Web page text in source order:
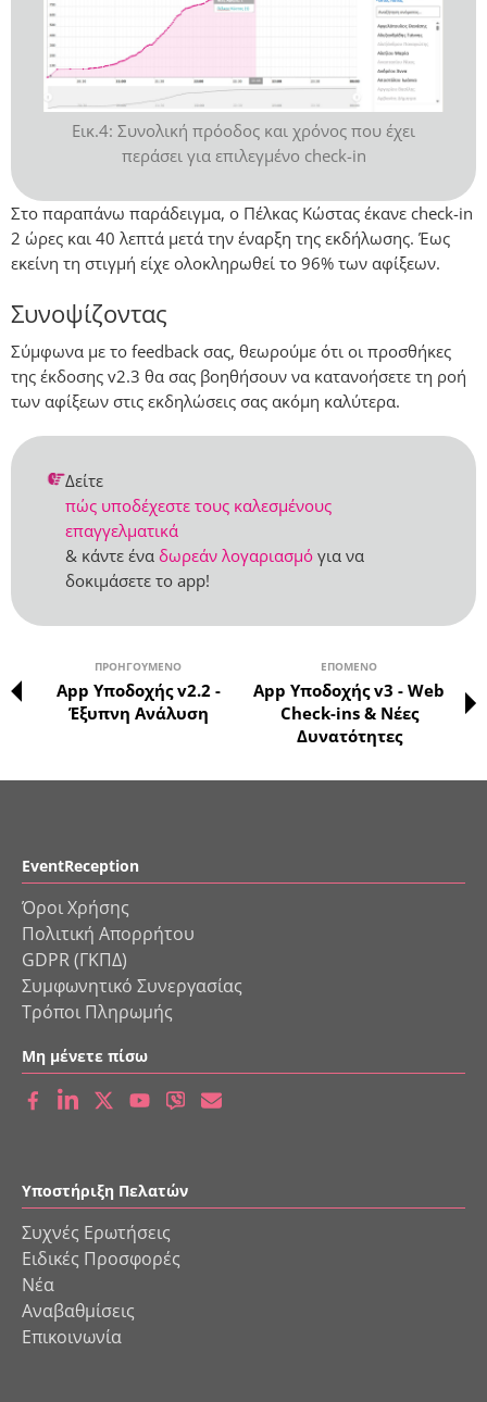
Εικ.4: Συνολική πρόοδος και χρόνος που έχει
περάσει για επιλεγμένο check-in
Στο παραπάνω παράδειγμα, ο Πέλκας Κώστας έκανε check-in
2 ώρες και 40 λεπτά μετά την έναρξη της εκδήλωσης. Έως
εκείνη τη στιγμή είχε ολοκληρωθεί το 96% των αφίξεων.
Συνοψίζοντας
Σύμφωνα με το feedback σας, θεωρούμε ότι οι προσθήκες
της έκδοσης v2.3 θα σας βοηθήσουν να κατανοήσετε τη ροή
των αφίξεων στις εκδηλώσεις σας ακόμη καλύτερα.
Δείτε
πώς υποδέχεστε τους καλεσμένους
επαγγελματικά
& κάντε ένα δωρεάν λογαριασμό για να
δοκιμάσετε το app!
ΠΡΟΗΓΟΎΜΕΝΟ
App Υποδοχής v2.2 -
Έξυπνη Ανάλυση
ΕΠΌΜΕΝΟ
App Υποδοχής v3 - Web
Check-ins & Νέες
Δυνατότητες
EventReception
Όροι Χρήσης
Πολιτική Απορρήτου
GDPR (ΓΚΠΔ)
Συμφωνητικό Συνεργασίας
Τρόποι Πληρωμής
Μη μένετε πίσω
Υποστήριξη Πελατών
Συχνές Ερωτήσεις
Ειδικές Προσφορές
Νέα
Αναβαθμίσεις
Επικοινωνία